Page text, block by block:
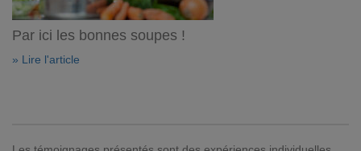
Par ici les bonnes soupes !
» Lire l'article